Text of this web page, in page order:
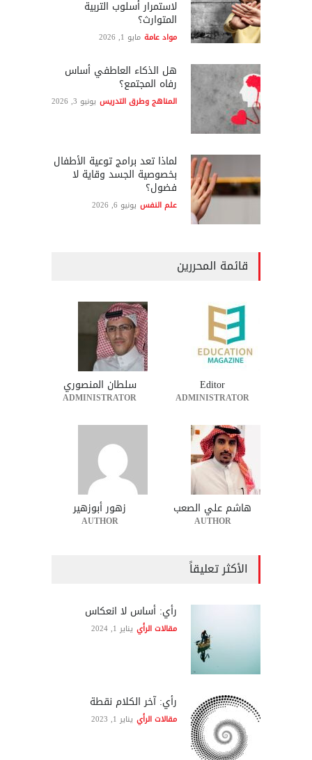
لاستمرار أسلوب التربية
المتوارث؟
مواد عامة مايو 1, 2026
هل الذكاء العاطفي أساس
رفاه المجتمع؟
المناهج وطرق التدريس يونيو 3, 2026
لماذا تعد برامج توعية الأطفال
بخصوصية الجسد وقاية لا
فضول؟
علم النفس يونيو 6, 2026
قائمة المحررين
Editor
ADMINISTRATOR
سلطان المنصوري
ADMINISTRATOR
هاشم علي الصعب
AUTHOR
زهور أبوزهير
AUTHOR
الأكثر تعليقاً
رأي: أساس لا انعكاس
مقالات الرأي يناير 1, 2024
رأي: آخر الكلام نقطة
مقالات الرأي يناير 1, 2023